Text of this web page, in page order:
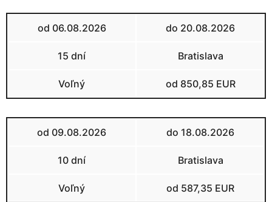
od 06.08.2026 do 20.08.2026
15 dní Bratislava
Voľný od 850,85 EUR
od 09.08.2026 do 18.08.2026
10 dní Bratislava
Voľný od 587,35 EUR